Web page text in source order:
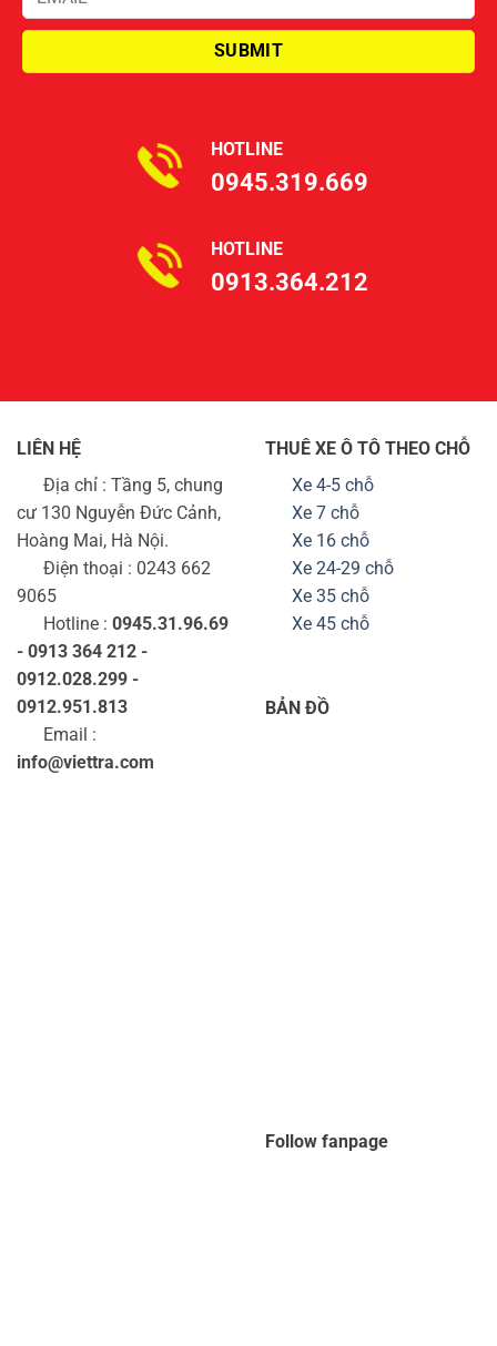
HOTLINE
0945.319.669
HOTLINE
0913.364.212
LIÊN HỆ
Địa chỉ : Tầng 5, chung
cư 130 Nguyễn Đức Cảnh,
Hoàng Mai, Hà Nội.
Điện thoại : 0243 662
9065
Hotline : 0945.31.96.69
- 0913 364 212 -
0912.028.299 -
0912.951.813
Email :
info@viettra.com
THUÊ XE Ô TÔ THEO CHỖ
Xe 4-5 chỗ
Xe 7 chỗ
Xe 16 chỗ
Xe 24-29 chỗ
Xe 35 chỗ
Xe 45 chỗ
BẢN ĐỒ
Follow fanpage